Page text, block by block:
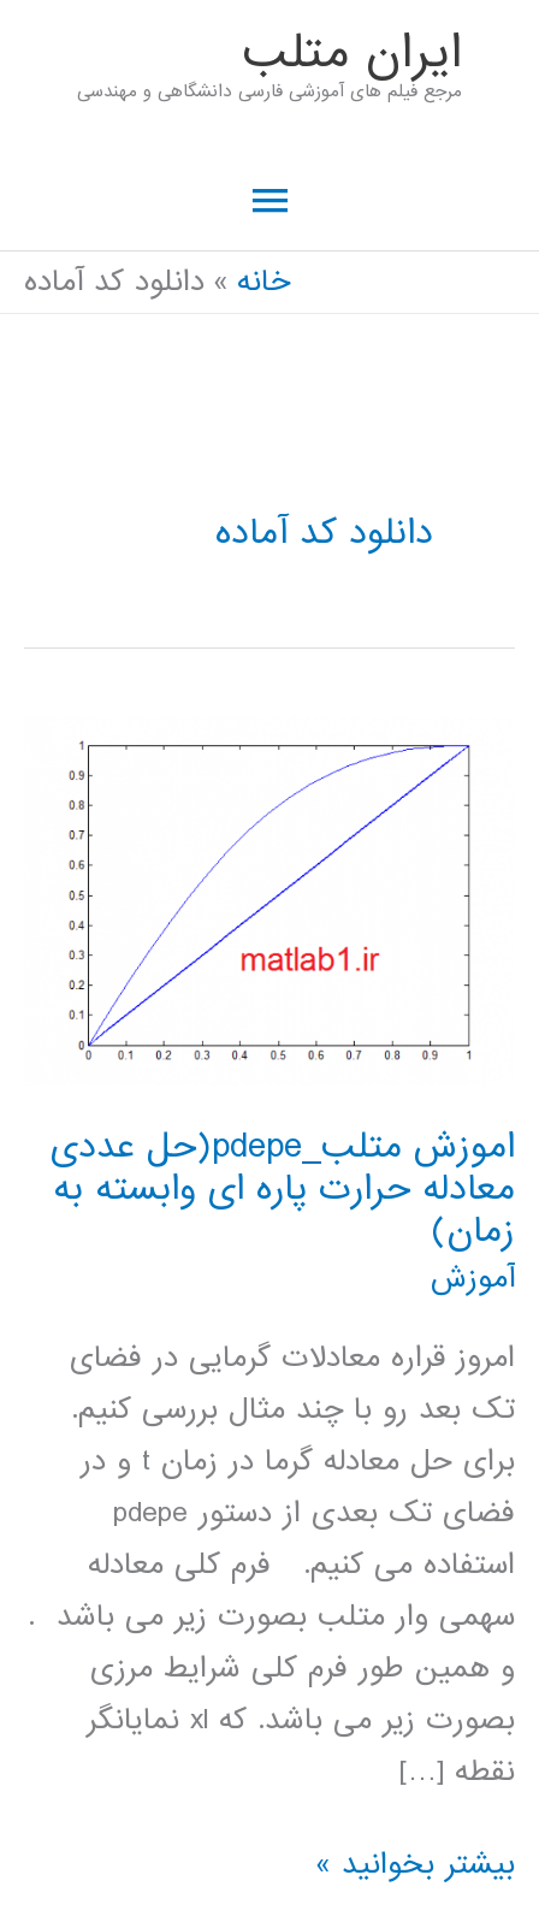
ايران متلب
مرجع فیلم های آموزشی فارسی دانشگاهی و مهندسی
فهرست
اصلی
خانه دانلود کد آماده
دانلود کد آماده
اموزش متلب_pdepe(حل عددی
معادله حرارت پاره ای وابسته به
زمان)
آموزش
امروز قراره معادلات گرمایی در فضای
تک بعد رو با چند مثال بررسی کنیم.
برای حل معادله گرما در زمان t و در
فضای تک بعدی از دستور pdepe
استفاده می کنیم. فرم کلی معادله
سھمی وار متلب بصورت زیر می باشد .
و ھمین طور فرم کلی شرایط مرزی
بصورت زیر می باشد. که xl نمایانگر
نقطه […]
اموزش
بیشتر بخوانید »